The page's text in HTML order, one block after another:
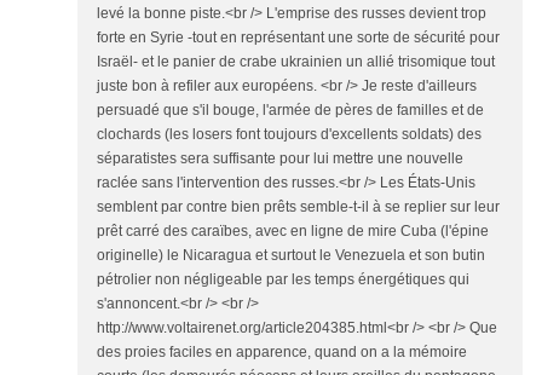
levé la bonne piste.<br /> L'emprise des russes devient trop
forte en Syrie -tout en représentant une sorte de sécurité pour
Israël- et le panier de crabe ukrainien un allié trisomique tout
juste bon à refiler aux européens. <br /> Je reste d'ailleurs
persuadé que s'il bouge, l'armée de pères de familles et de
clochards (les losers font toujours d'excellents soldats) des
séparatistes sera suffisante pour lui mettre une nouvelle
raclée sans l'intervention des russes.<br /> Les États-Unis
semblent par contre bien prêts semble-t-il à se replier sur leur
prêt carré des caraïbes, avec en ligne de mire Cuba (l'épine
originelle) le Nicaragua et surtout le Venezuela et son butin
pétrolier non négligeable par les temps énergétiques qui
s'annoncent.<br /> <br />
http://www.voltairenet.org/article204385.html<br /> <br /> Que
des proies faciles en apparence, quand on a la mémoire